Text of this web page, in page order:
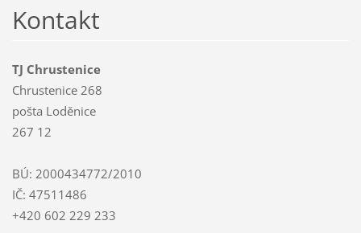
Kontakt
TJ Chrustenice
Chrustenice 268
pošta Loděnice
267 12
BÚ: 2000434772/2010
IČ: 47511486
+420 602 229 233